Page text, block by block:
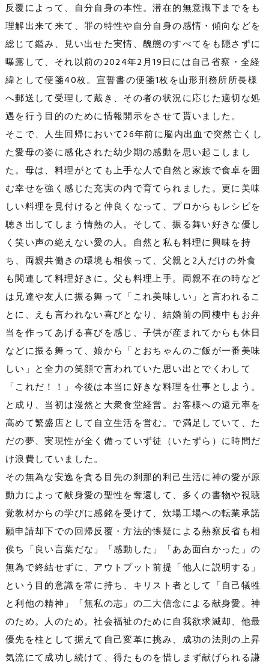
反覆によって、自分自身の本性。潜在的無意識下までをも
理解出来て来て、罪の特性や自分自身の感情・傾向などを
総じて鑑み、見い出せた実情、醜態のすべてをも隠さずに
曝露して、それ以前の2024年2月19日には自己省察・全経
緯として便箋40枚。宣誓書の便箋1枚を山形刑務所所長様
へ郵送して受理して戴き、その者の状況に応じた適切な処
遇を行う目的のために情報開示をさせて貰いました。
そこで、人生回帰において26年前に脳内出血で突然亡くし
た愛母の姿に感化された幼少期の感動を思い起こしまし
た。母は、料理がとても上手な人で自然と家族で食卓を囲
む幸せを強く感じた充実の内で育てられました。更に美味
しい料理を見付けると仲良くなって、プロからもレシピを
聴き出してしまう情熱の人。そして、振る舞い好きな優し
く笑い声の絶えない愛の人。自然と私も料理に興味を持
ち、両親共働きの環境も相俟って、父親と2人だけの外食
も関連して料理好きに。父も料理上手。両親不在の時など
は兄達や友人に振る舞って「これ美味しい」と言われるこ
とに、えも言われない喜びとなり、結婚前の同棲中もお弁
当を作ってあげる喜びを感じ、子供が産まれてからも休日
などに振る舞って、娘から「とおちゃんのご飯が一番美味
しい」と全力の笑顔で言われていた思い出とでくわして
「これだ！！」今後は本当に好きな料理を仕事としよう。
と成り、当初は漫然と大衆食堂経営。お客様への還元率を
高めて繁盛店として自立生活を営む。で満足していて、た
だの夢、実現性が全く備っていず徒（いたずら）に時間だ
け浪費していました。
その無為な安逸を貪る目先の刹那的利己生活に神の愛が原
動力によって献身愛の聖性を奪還して、多くの書物や視聴
覚教材からの学びに感銘を受けて、炊場工場への転業承諾
願申請却下での回帰反覆・方法的懐疑による熱察反省も相
俟ち「良い言葉だな」「感動した」「ああ面白かった」の
無為で終結せずに、アウトプット前提「他人に説明する」
という目的意識を常に持ち、キリスト者として「自己犠牲
と利他の精神」「無私の志」の二大信念による献身愛。神
のため。人のため。社会福祉のために自我欲求滅却、他最
優先を柱として据えて自己変革に挑み、成功の法則の上昇
気流にて成功し続けて、得たものを惜しまず献げられる謙